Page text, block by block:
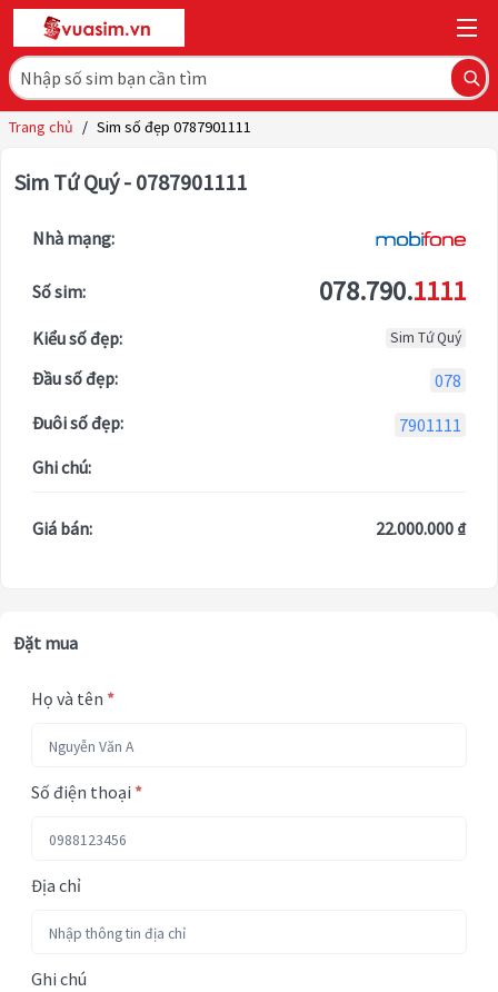
Trang chủ / Sim số đẹp 0787901111
Sim Tứ Quý - 0787901111
Nhà mạng:
Số sim: 078.790.1111
Kiểu số đẹp: Sim Tứ Quý
Đầu số đẹp:
078
Đuôi số đẹp:
7901111
Ghi chú:
Giá bán: 22.000.000 ₫
Đặt mua
Họ và tên *
Số điện thoại *
Địa chỉ
Ghi chú